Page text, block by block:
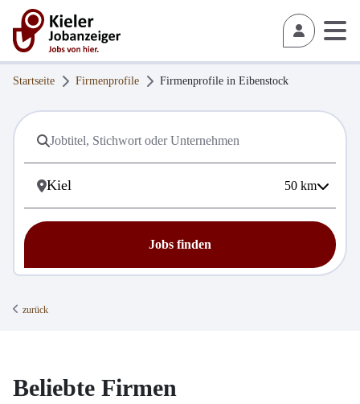
Startseite Firmenprofile Firmenprofile in Eibenstock
50 km
Jobs finden
zurück
Beliebte Firmen